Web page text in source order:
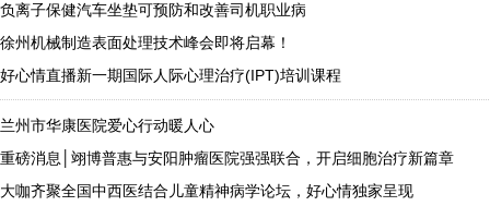
负离子保健汽车坐垫可预防和改善司机职业病
徐州机械制造表面处理技术峰会即将启幕！
好心情直播新一期国际人际心理治疗(IPT)培训课程
兰州市华康医院爱心行动暖人心
重磅消息│翊博普惠与安阳肿瘤医院强强联合，开启细胞治疗新篇章
大咖齐聚全国中西医结合儿童精神病学论坛，好心情独家呈现